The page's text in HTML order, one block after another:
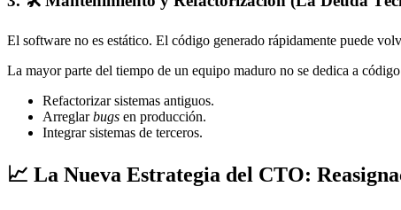
El software no es estático. El código generado rápidamente puede
La mayor parte del tiempo de un equipo maduro no se dedica a
Refactorizar sistemas antiguos.
Arreglarbugs en producción.
Integrar sistemas de terceros.
📈 La Nueva Estrategia del CTO: